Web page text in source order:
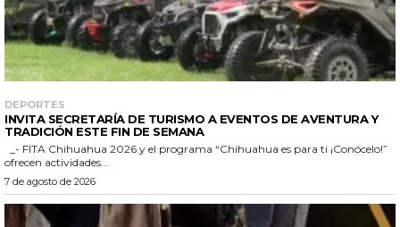
DEPORTES
INVITA SECRETARÍA DE TURISMO A EVENTOS DE AVENTURA Y
TRADICIÓN ESTE FIN DE SEMANA
ofrecen actividades...
7 de agosto de 2026